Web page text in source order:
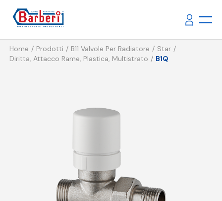
Home Prodotti B11 Valvole Per Radiatore
Star
Diritta, Attacco Rame, Plastica, Multistrato
B1Q